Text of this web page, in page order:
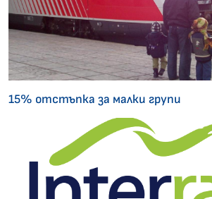
15% отстъпка за малки групи